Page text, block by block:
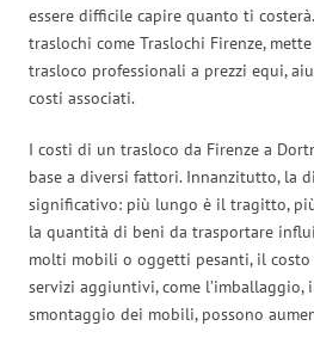
essere difficile capire quanto ti
traslochi come Traslochi Firenze,
trasloco professionali a prezzi equi,
costi associati.
I costi di un trasloco da Firenze a
base a diversi fattori. Innanzitutto, la
significativo: più lungo è il tragitto,
la quantità di beni da trasportare
molti mobili o oggetti pesanti, il costo
servizi aggiuntivi, come l’imballaggio,
smontaggio dei mobili, possono